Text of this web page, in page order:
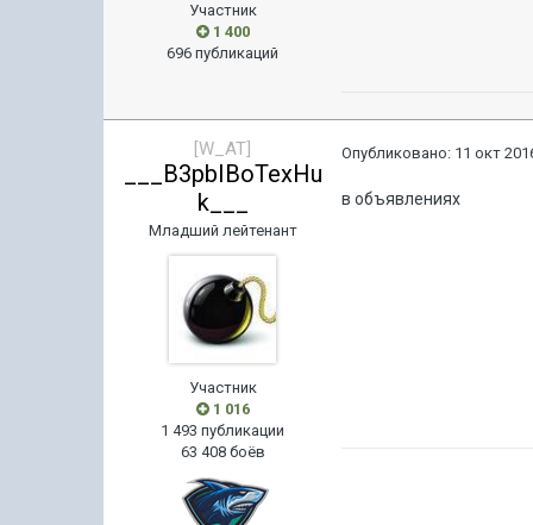
Участник
1 400
696 публикаций
[W_AT]
___B3pbIBoTexHu
k___
Младший лейтенант
Участник
1 016
1 493 публикации
63 408 боёв
Опубликовано: 11 окт
в объявлениях